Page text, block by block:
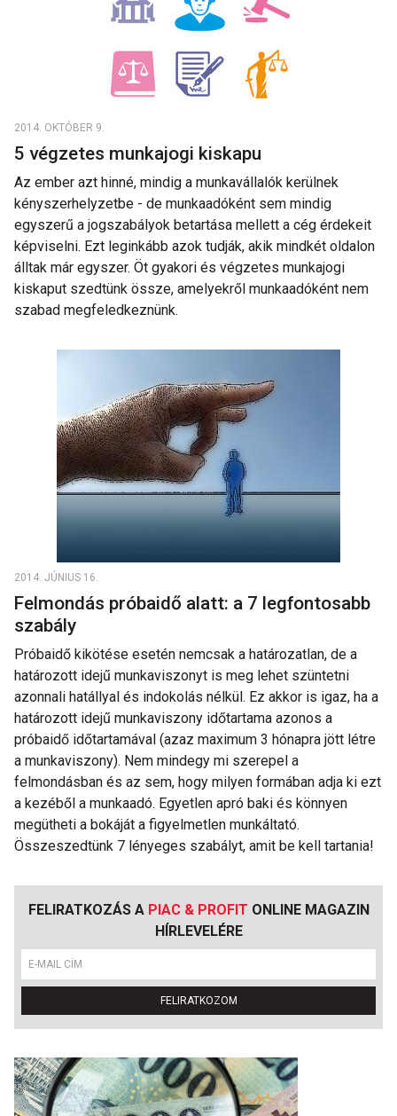
2014. OKTÓBER 9.
5 végzetes munkajogi kiskapu
Az ember azt hinné, mindig a munkavállalók kerülnek
kényszerhelyzetbe - de munkaadóként sem mindig
egyszerű a jogszabályok betartása mellett a cég érdekeit
képviselni. Ezt leginkább azok tudják, akik mindkét oldalon
álltak már egyszer. Öt gyakori és végzetes munkajogi
kiskaput szedtünk össze, amelyekről munkaadóként nem
szabad megfeledkeznünk.
2014. JÚNIUS 16.
Felmondás próbaidő alatt: a 7 legfontosabb
szabály
Próbaidő kikötése esetén nemcsak a határozatlan, de a
határozott idejű munkaviszonyt is meg lehet szüntetni
azonnali hatállyal és indokolás nélkül. Ez akkor is igaz, ha a
határozott idejű munkaviszony időtartama azonos a
próbaidő időtartamával (azaz maximum 3 hónapra jött létre
a munkaviszony). Nem mindegy mi szerepel a
felmondásban és az sem, hogy milyen formában adja ki ezt
a kezéből a munkaadó. Egyetlen apró baki és könnyen
megütheti a bokáját a figyelmetlen munkáltató.
Összeszedtünk 7 lényeges szabályt, amit be kell tartania!
FELIRATKOZÁS A PIAC & PROFIT ONLINE MAGAZIN
HÍRLEVELÉRE
FELIRATKOZOM